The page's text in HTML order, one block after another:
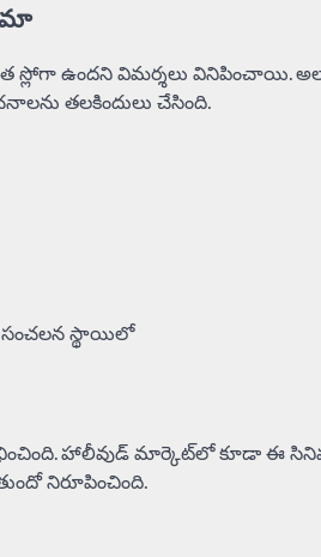
స్లోగా ఉందని విమర్శలు వినిపించాయి.
తలకిందులు చేసింది.
సంచలన స్థాయిలో
హాలీవుడ్ మార్కెట్‌లో కూడా ఈ సినిమా
నిరూపించింది.